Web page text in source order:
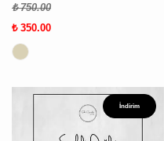
₺ 750.00
₺ 350.00
İndirim